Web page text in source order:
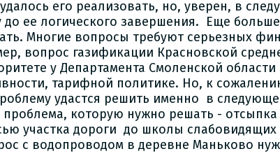
его реализовать, но, уверен, в
до ее логического завершения. Еще
Многие вопросы требуют серьезных
вопрос газификации Красновской
у Департамента Смоленской области
тарифной политике. Но, к
удастся решить именно в
проблема, которую нужно решать - отсыпка
участка дороги до школы слабовидящих
с водопроводом в деревне Маньково